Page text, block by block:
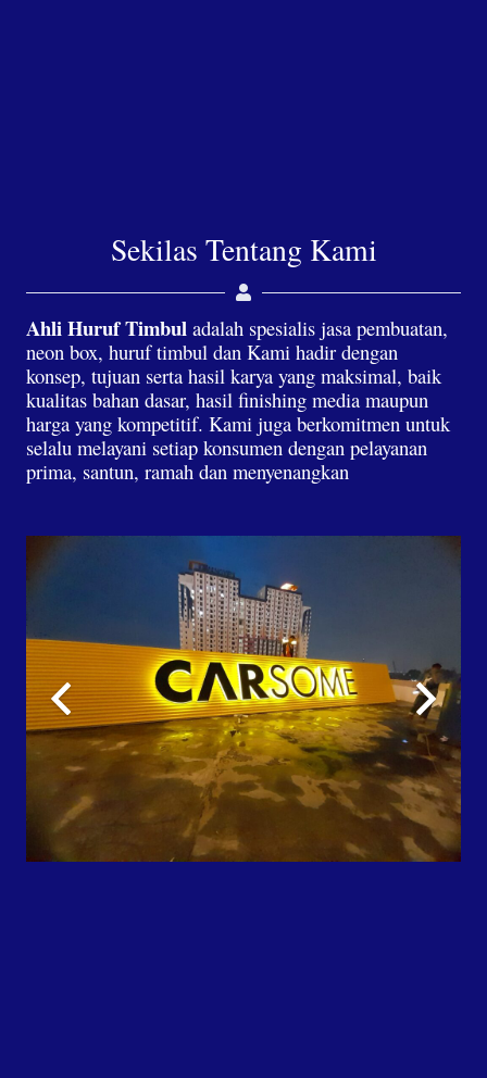
Sekilas Tentang Kami
Ahli Huruf Timbul adalah spesialis jasa pembuatan,
neon box, huruf timbul dan Kami hadir dengan
konsep, tujuan serta hasil karya yang maksimal, baik
kualitas bahan dasar, hasil finishing media maupun
harga yang kompetitif. Kami juga berkomitmen untuk
selalu melayani setiap konsumen dengan pelayanan
prima, santun, ramah dan menyenangkan